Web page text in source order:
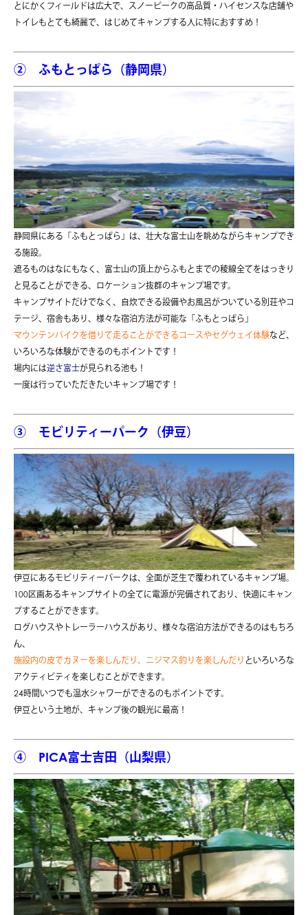
とにかくフィールドは広大で、スノーピークの高品質・ハイセンスな店舗や
トイレもとても綺麗で、はじめてキャンプする人に特におすすめ！
② ふもとっぱら（静岡県）
静岡県にある「ふもとっぱら」は、壮大な富士山を眺めながらキャンプでき
る施設。
遮るものはなにもなく、富士山の頂上からふもとまでの稜線全てをはっきり
と見ることができる、ロケーション抜群のキャンプ場です。
キャンプサイトだけでなく、自炊できる設備やお風呂がついている別荘やコ
テージ、宿舎もあり、様々な宿泊方法が可能な「ふもとっぱら」
マウンテンバイクを借りて走ることができるコースやセグウェイ体験など、
いろいろな体験ができるのもポイントです！
場内には逆さ富士が見られる池も！
一度は行っていただきたいキャンプ場です！
③ モビリティーパーク（伊豆）
伊豆にあるモビリティーパークは、全面が芝生で覆われているキャンプ場。
100区画あるキャンプサイトの全てに電源が完備されており、快適にキャン
プすることができます。
ログハウスやトレーラーハウスがあり、様々な宿泊方法ができるのはもちろ
ん、
施設内の皮でカヌーを楽しんだり、ニジマス釣りを楽しんだり といろいろな
アクティビティを楽しむことができます。
24時間いつでも温水シャワーができるのもポイントです。
伊豆という土地が、キャンプ後の観光に最高！
④ PICA富士吉田（山梨県）